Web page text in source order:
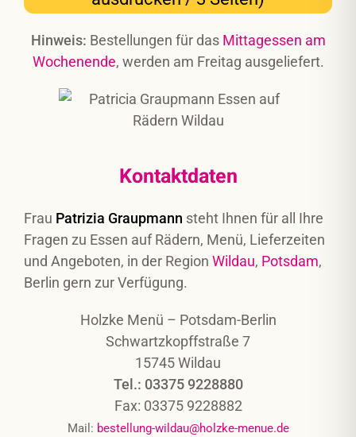
Hinweis: Bestellungen für das Mittagessen am
Wochenende, werden am Freitag ausgeliefert.
Kontaktdaten
Frau Patrizia Graupmann steht Ihnen für all Ihre
Fragen zu Essen auf Rädern, Menü, Lieferzeiten
und Angeboten, in der Region Wildau, Potsdam,
Berlin gern zur Verfügung.
Holzke Menü – Potsdam-Berlin
Schwartzkopffstraße 7
15745 Wildau
Tel.: 03375 9228880
Fax: 03375 9228882
Mail: bestellung-wildau@holzke-menue.de